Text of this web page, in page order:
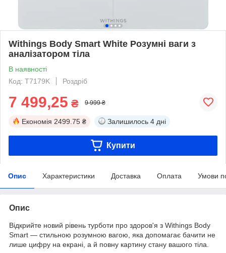
Withings Body Smart White Розумні ваги з
аналізатором тіла
В наявності
Код: T7179K
Роздріб
7 499,25 ₴ 9 999 ₴
Економія 2499.75 ₴ Залишилось 4 дні
Купити
Опис Характеристики Доставка Оплата Умови
Опис
Відкрийте новий рівень турботи про здоров'я з Withings Body
Smart — стильною розумною вагою, яка допомагає бачити не
лише цифру на екрані, а й повну картину стану вашого тіла.